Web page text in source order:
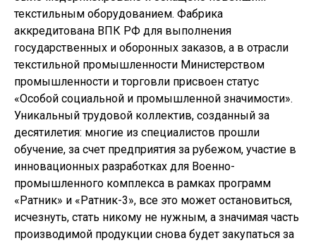
текстильным оборудованием. Фабрика
аккредитована ВПК РФ для выполнения
государственных и оборонных заказов, а в отрасли
текстильной промышленности Министерством
промышленности и торговли присвоен статус
«Особой социальной и промышленной значимости».
Уникальный трудовой коллектив, созданный за
десятилетия: многие из специалистов прошли
обучение, за счет предприятия за рубежом, участие в
инновационных разработках для Военно-
промышленного комплекса в рамках программ
«Ратник» и «Ратник-3», все это может остановиться,
исчезнуть, стать никому не нужным, а значимая часть
производимой продукции снова будет закупаться за